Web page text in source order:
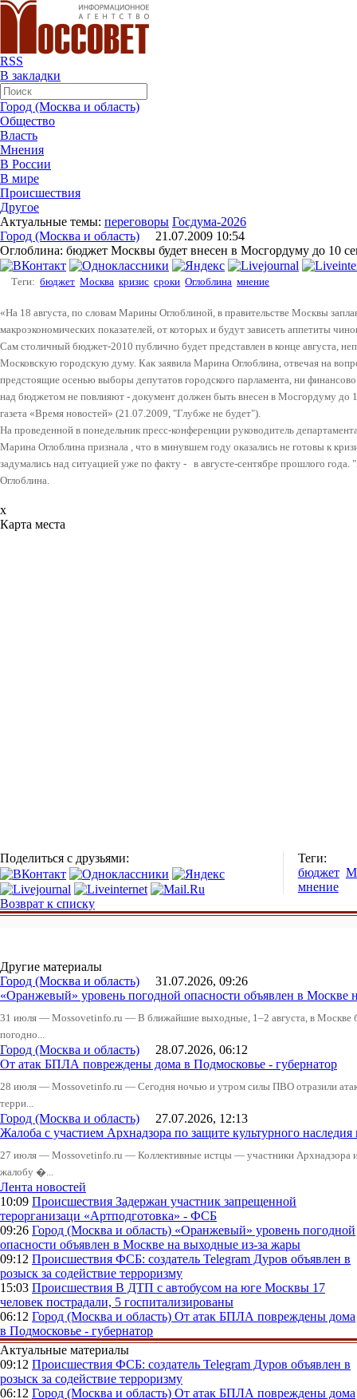
RSS
В закладки
Город (Москва и область)
Общество
Власть
Мнения
В России
В мире
Происшествия
Другое
Актуальные темы: переговоры Госдума-2026
Город (Москва и область) 21.07.2009 10:54
Оглоблина: бюджет Москвы будет внесен в Мосгордуму до 10
Теги: бюджет Москва кризис сроки Оглоблина мнение
«На 18 августа, по словам Марины Оглоблиной, в правительстве Москвы
макроэкономических показателей, от которых и будут зависеть аппетиты
Сам столичный бюджет-2010 публично будет представлен в конце августа,
Московскую городскую думу. Как заявила Марина Оглоблина, отвечая на
предстоящие осенью выборы депутатов городского парламента, ни
над бюджетом не повлияют - документ должен быть внесен в Мосгордуму до
газета «Время новостей» (21.07.2009, "Глубже не будет").
На проведенной в понедельник пресс-конференции руководитель
Марина Оглоблина признала , что в минувшем году оказались не готовы к
задумались над ситуацией уже по факту - в августе-сентябре прошлого
Оглоблина.
x
Карта места
Поделиться с друзьями:
Теги:
бюджет
мнение
Возврат к списку
Другие материалы
Город (Москва и область) 31.07.2026, 09:26
«Оранжевый» уровень погодной опасности объявлен в Москве
31 июля — Mossovetinfo.ru — В ближайшие выходные, 1–2 августа, в Москве
погодно...
Город (Москва и область) 28.07.2026, 06:12
От атак БПЛА повреждены дома в Подмосковье - губернатор
28 июля — Mossovetinfo.ru — Сегодня ночью и утром силы ПВО отразили
терри...
Город (Москва и область) 27.07.2026, 12:13
Жалоба с участием Архнадзора по защите культурного
27 июля — Mossovetinfo.ru — Коллективные истцы — участники Архнадзора
жалобу �...
Лента новостей
10:09 Происшествия Задержан участник запрещенной
терорганизаци «Артподготовка» - ФСБ
09:26 Город (Москва и область) «Оранжевый» уровень погодной
опасности объявлен в Москве на выходные из-за жары
09:12 Происшествия ФСБ: создатель Telegram Дуров объявлен в
розыск за содействие терроризму
15:03 Происшествия В ДТП с автобусом на юге Москвы 17
человек пострадали, 5 госпитализированы
06:12 Город (Москва и область) От атак БПЛА повреждены дома
в Подмосковье - губернатор
Актуальные материалы
09:12 Происшествия ФСБ: создатель Telegram Дуров объявлен в
розыск за содействие терроризму
06:12 Город (Москва и область) От атак БПЛА повреждены дома